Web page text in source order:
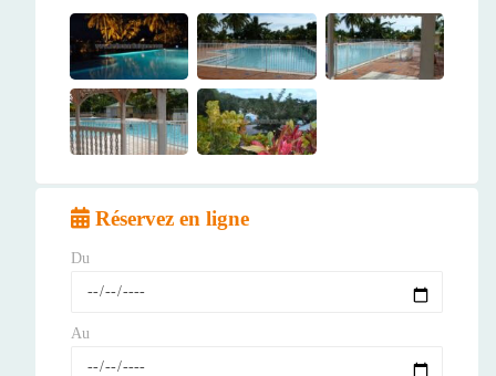
Réservez en ligne
Du
Au